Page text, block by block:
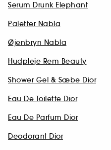
Serum Drunk Elephant
Paletter Nabla
Øjenbryn Nabla
Hudpleje Rem Beauty
Shower Gel & Sæbe Dior
Eau De Toilette Dior
Eau De Parfum Dior
Deodorant Dior